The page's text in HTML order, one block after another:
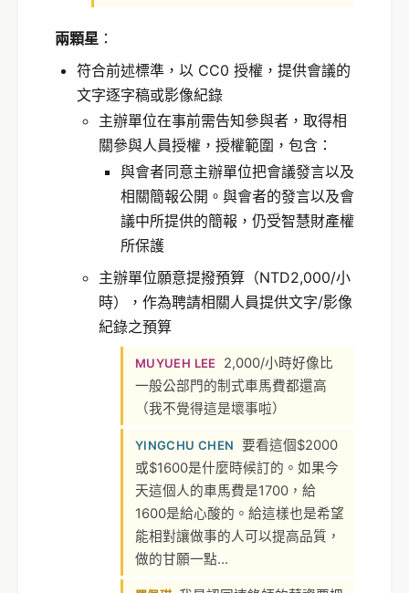
兩顆星 ：
符合前述標準，以 CC0 授權，提供會議的
文字逐字稿或影像紀錄
主辦單位在事前需告知參與者，取得相
關參與人員授權，授權範圍，包含：
與會者同意主辦單位把會議發言以及
相關簡報公開。與會者的發言以及會
議中所提供的簡報，仍受智慧財產權
所保護
主辦單位願意提撥預算（NTD2,000/小
時），作為聘請相關人員提供文字/影像
紀錄之預算
MUYUEH LEE
2,000/小時好像比
一般公部門的制式車馬費都還高
（我不覺得這是壞事啦）
YINGCHU CHEN
要看這個$2000
或$1600是什麼時候訂的。如果今
天這個人的車馬費是1700，給
1600是給心酸的。給這樣也是希望
能相對讓做事的人可以提高品質，
做的甘願一點...